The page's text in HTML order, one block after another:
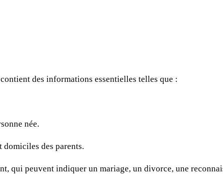
des informations essentielles telles que :
née.
domiciles des parents.
qui peuvent indiquer un mariage, un divorce, une